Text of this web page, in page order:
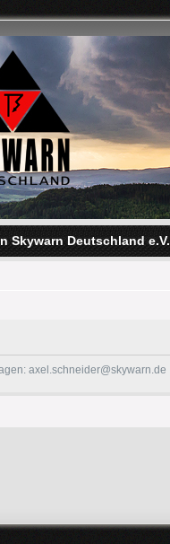
Skywarn Deutschland e.V.
axel.schneider@skywarn.de